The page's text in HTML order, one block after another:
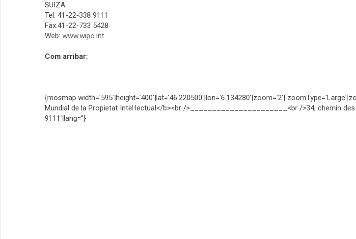
SUIZA
Tel. 41-22-338 9111
Fax.41-22-733 5428
Web: www.wipo.int
Com arribar:
{mosmap width='595'|height='400'|lat='46.220500'|lon='6.134280'|zoom='2'|
Mundial de la Propietat Intel·lectual</b><br />______________________<br />34, chemin
9111'|lang=''}